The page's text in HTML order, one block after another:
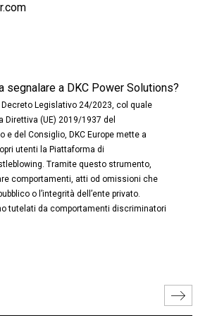
segnalare a DKC Power Solutions?
Decreto Legislativo 24/2023, col quale
Direttiva (UE) 2019/1937 del
e del Consiglio, DKC Europe mette a
utenti la Piattaforma di
Tramite questo strumento,
comportamenti, atti od omissioni che
o l’integrità dell’ente privato.
tutelati da comportamenti discriminatori